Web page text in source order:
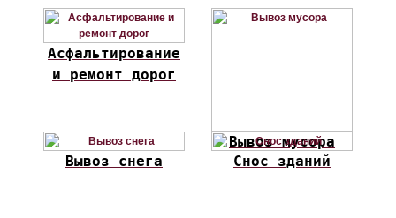
Асфальтирование
и ремонт дорог
Вывоз мусора
Вывоз снега
Снос зданий